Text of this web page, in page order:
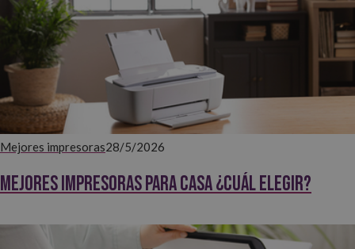
Mejores impresoras28/5/2026
Mejores impresoras para casa ¿Cuál elegir?